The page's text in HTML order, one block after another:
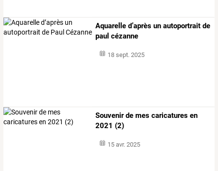
Aquarelle d’après un autoportrait de
paul cézanne
18 sept. 2025
Souvenir de mes caricatures en
2021 (2)
15 avr. 2025